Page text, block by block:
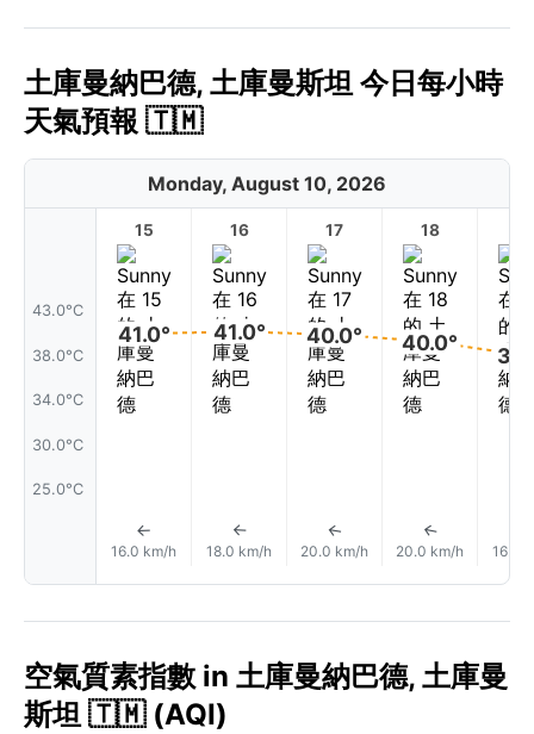
土庫曼納巴德, 土庫曼斯坦 今日每小時
天氣預報 🇹🇲
Monday, August 10, 2026
43.0°C
38.0°C
34.0°C
30.0°C
25.0°C
15
41.0°
↑
16.0 km/h
16
41.0°
↑
18.0 km/h
17
40.0°
↑
20.0 km/h
18
40.0°
↑
20.0 km/h 16.0
空氣質素指數 in 土庫曼納巴德, 土庫曼
斯坦 🇹🇲 (AQI)